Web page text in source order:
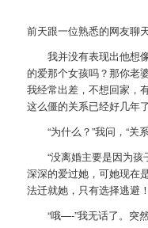
前天跟一位熟悉的网友聊
我并没有表现出他想像
的爱那个女孩吗？那你老
我经常出差，不想回家，
这么僵的关系已经好几年
“为什么？”我问，“关
“没离婚主要是因为孩
深深的爱过她，可她现在
法迁就她，只有选择逃避
“哦—-”我无话了。突然